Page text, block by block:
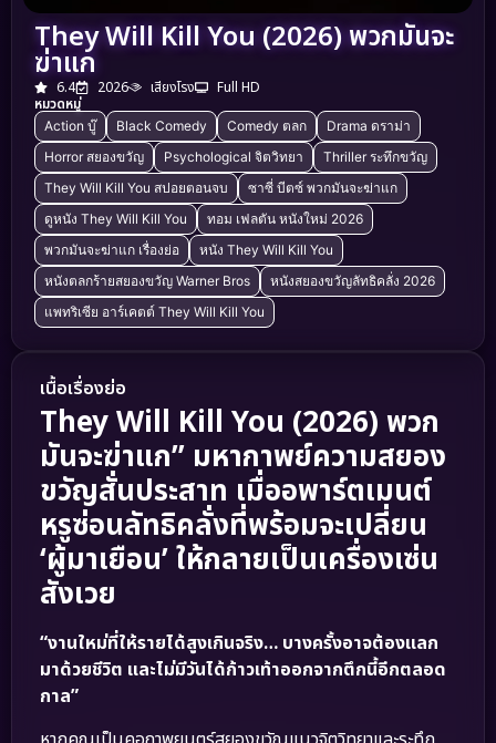
They Will Kill You (2026) พวกมันจะ
ฆ่าแก
6.4 2026 เสียงโรง
Full HD
หมวดหมู่
Action บู๊ Black Comedy Comedy ตลก
Drama ดราม่า
Horror สยองขวัญ
Psychological จิตวิทยา
Thriller ระทึกขวัญ
They Will Kill You สปอยตอนจบ
ซาซี่ บีตซ์ พวกมันจะฆ่าแก
ดูหนัง They Will Kill You
ทอม เฟลตัน หนังใหม่ 2026
พวกมันจะฆ่าแก เรื่องย่อ
หนัง They Will Kill You
หนังตลกร้ายสยองขวัญ Warner Bros
หนังสยองขวัญลัทธิคลั่ง 2026
แพทริเซีย อาร์เคตต์ They Will Kill You
เนื้อเรื่องย่อ
They Will Kill You (2026) พวก
มันจะฆ่าแก” มหากาพย์ความสยอง
ขวัญสั่นประสาท เมื่ออพาร์ตเมนต์
หรูซ่อนลัทธิคลั่งที่พร้อมจะเปลี่ยน
‘ผู้มาเยือน’ ให้กลายเป็นเครื่องเซ่น
สังเวย
“งานใหม่ที่ให้รายได้สูงเกินจริง… บางครั้งอาจต้องแลก
มาด้วยชีวิต และไม่มีวันได้ก้าวเท้าออกจากตึกนี้อีกตลอด
กาล”